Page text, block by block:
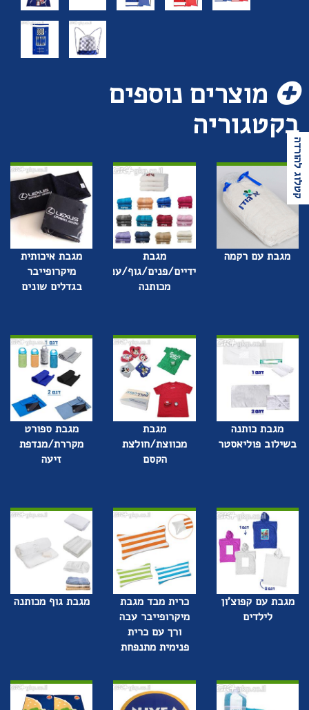
קטלוג להורדה
מוצרים נוספים
בקטגוריה
מגבת עם רקמה
מגבת
ידיים/פנים/גוף/ענק
מכותנה
מגבת איכותית
מיקרופייבר
בגדלים שונים
מגבת כותנה
בשילוב פוליאסטר
מגבת
מכווצת/חולצת
הקסם
מגבת ספורט
מקררת/מנדפת
זיעה
מגבת עם קפוצ'ון
לילדים
כרית מבד מגבת
מיקרופייבר עבה
ורך עם כרית
פנימית מתנפחת
מגבת גוף מכותנה